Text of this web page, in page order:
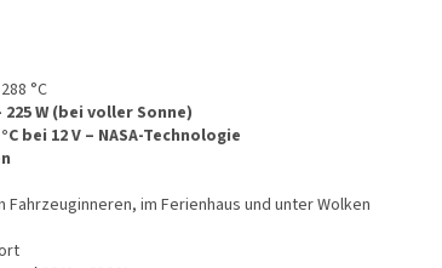
°C
W (bei voller Sonne)
bei 12 V – NASA-Technologie
Fahrzeuginneren, im Ferienhaus und unter Wolken